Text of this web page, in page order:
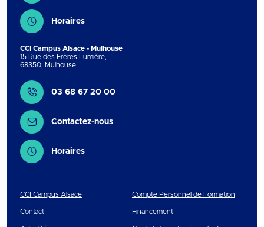
Horaires
CCI Campus Alsace - Mulhouse
15 Rue des Frères Lumière,
68350, Mulhouse
Contact
03 68 67 20 00
Contactez-nous
Horaires
CCI Campus Alsace
Contact
Compte Personnel de Formation
Financement